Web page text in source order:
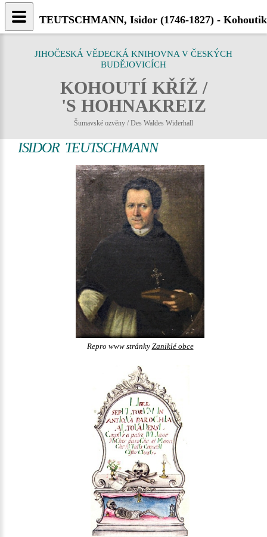
JIHOČESKÁ VĚDECKÁ KNIHOVNA V ČESKÝCH
BUDĚJOVICÍCH
KOHOUTÍ KŘÍŽ /
'S HOHNAKREIZ
Šumavské ozvěny / Des Waldes Widerhall
ISIDOR TEUTSCHMANN
Repro www stránky Zaniklé obce
TEUTSCHMANN, Isidor (1746-1827) -